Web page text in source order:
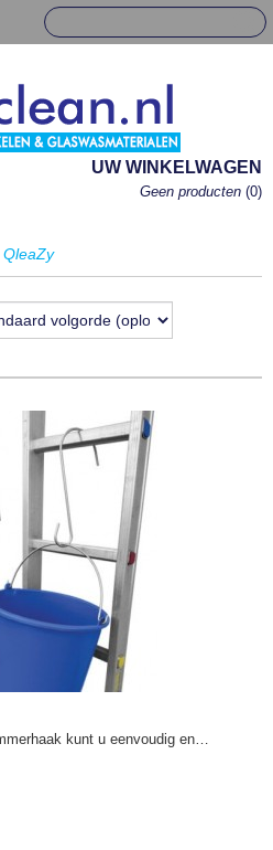
UW WINKELWAGEN
Geen producten (0)
QleaZy
kunt u eenvoudig en…